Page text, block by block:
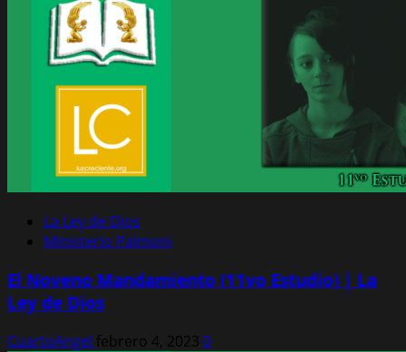
La Ley de Dios
Ministerio Palmoni
El Noveno Mandamiento (11vo Estudio) | La
Ley de Dios
CuartoAngel febrero 4, 2023 0